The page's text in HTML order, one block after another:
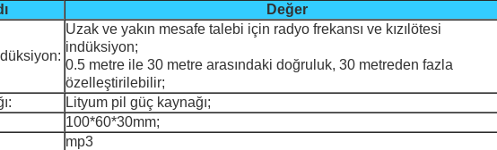
Değer
Uzak ve yakın mesafe talebi için radyo frekansı ve kızılötesi
indüksiyon;
0.5 metre ile 30 metre arasındaki doğruluk, 30 metreden fazla
özelleştirilebilir;
Lityum pil güç kaynağı;
100*60*30mm;
mp3